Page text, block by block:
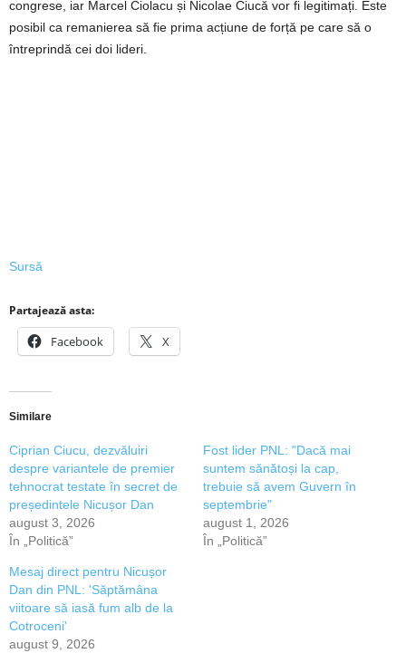
congrese, iar Marcel Ciolacu și Nicolae Ciucă vor fi legitimați. Este
posibil ca remanierea să fie prima acțiune de forță pe care să o
întreprindă cei doi lideri.
Sursă
Partajează asta:
Facebook X
Similare
Ciprian Ciucu, dezvăluiri
despre variantele de premier
tehnocrat testate în secret de
președintele Nicușor Dan
august 3, 2026
În „Politică”
Fost lider PNL: "Dacă mai
suntem sănătoși la cap,
trebuie să avem Guvern în
septembrie"
august 1, 2026
În „Politică”
Mesaj direct pentru Nicușor
Dan din PNL: 'Săptămâna
viitoare să iasă fum alb de la
Cotroceni'
august 9, 2026